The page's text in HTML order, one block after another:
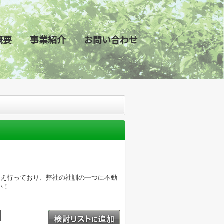
要 事業紹介 お問い合わせ
行っており、弊社の社訓の一つに不動